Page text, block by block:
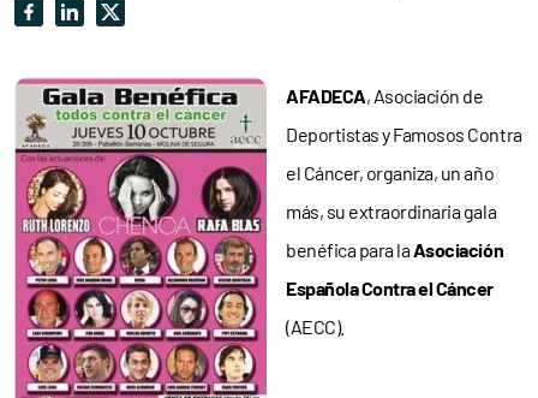
AFADECA, Asociación de
Deportistas y Famosos Contra
el Cáncer, organiza, un año
más, su extraordinaria gala
benéfica para laAsociación
Española Contra el Cáncer
(AECC).